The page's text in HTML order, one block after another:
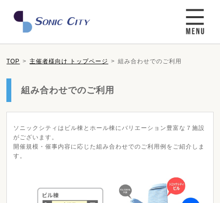
TOP 主催者様向け トップページ 組み合わせでのご利用
組み合わせでのご利用
ソニックシティはビル棟とホール棟にバリエーション豊富な７施設
がございます。
開催規模・催事内容に応じた組み合わせでのご利用例をご紹介しま
す。